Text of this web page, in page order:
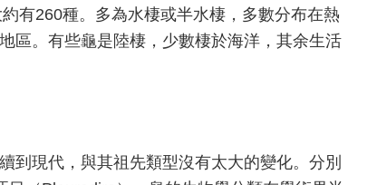
有260種。多為水棲或半水棲，多數分布在熱
區。有些龜是陸棲，少數棲於海洋，其余生活
到現代，與其祖先類型沒有太大的變化。分別